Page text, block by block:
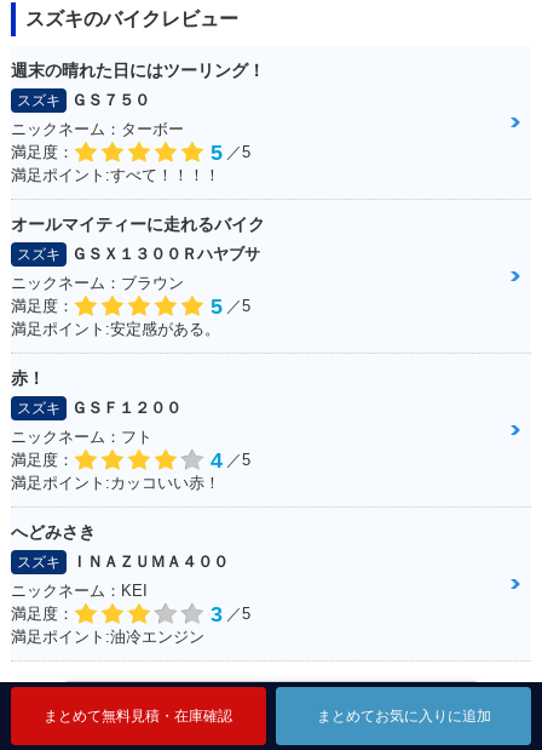
まとめて無料見積・在庫確認 まとめてお気に入りに追加
まとめて無料見積・在庫確認 まとめてお気に入りに追加
まとめて無料見積・在庫確認 まとめてお気に入りに追加
スズキのバイクレビュー
週末の晴れた日にはツーリング！
スズキ
ＧＳ７５０
ニックネーム：ターボー
満足度：
5 ／5
満足ポイント:すべて！！！！
オールマイティーに走れるバイク
スズキ
ＧＳＸ１３００Ｒハヤブサ
ニックネーム：ブラウン
満足度：
5 ／5
満足ポイント:安定感がある。
赤！
スズキ
ＧＳＦ１２００
ニックネーム：フト
満足度：
4 ／5
満足ポイント:カッコいい赤！
へどみさき
スズキ
ＩＮＡＺＵＭＡ４００
ニックネーム：KEI
満足度：
3 ／5
満足ポイント:油冷エンジン
スズキのバイクレビューを見る